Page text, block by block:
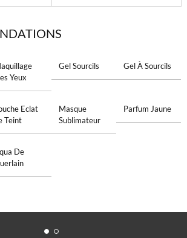
Yeux
Gel Sourcils Gel À Sourcils
Eclat
Teint
Masque
Sublimateur
Parfum Jaune
De